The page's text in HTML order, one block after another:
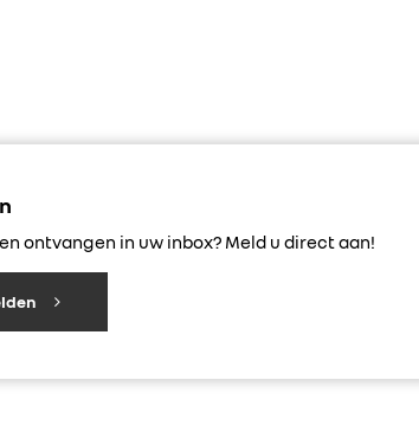
ontvangen in uw inbox? Meld u direct aan!